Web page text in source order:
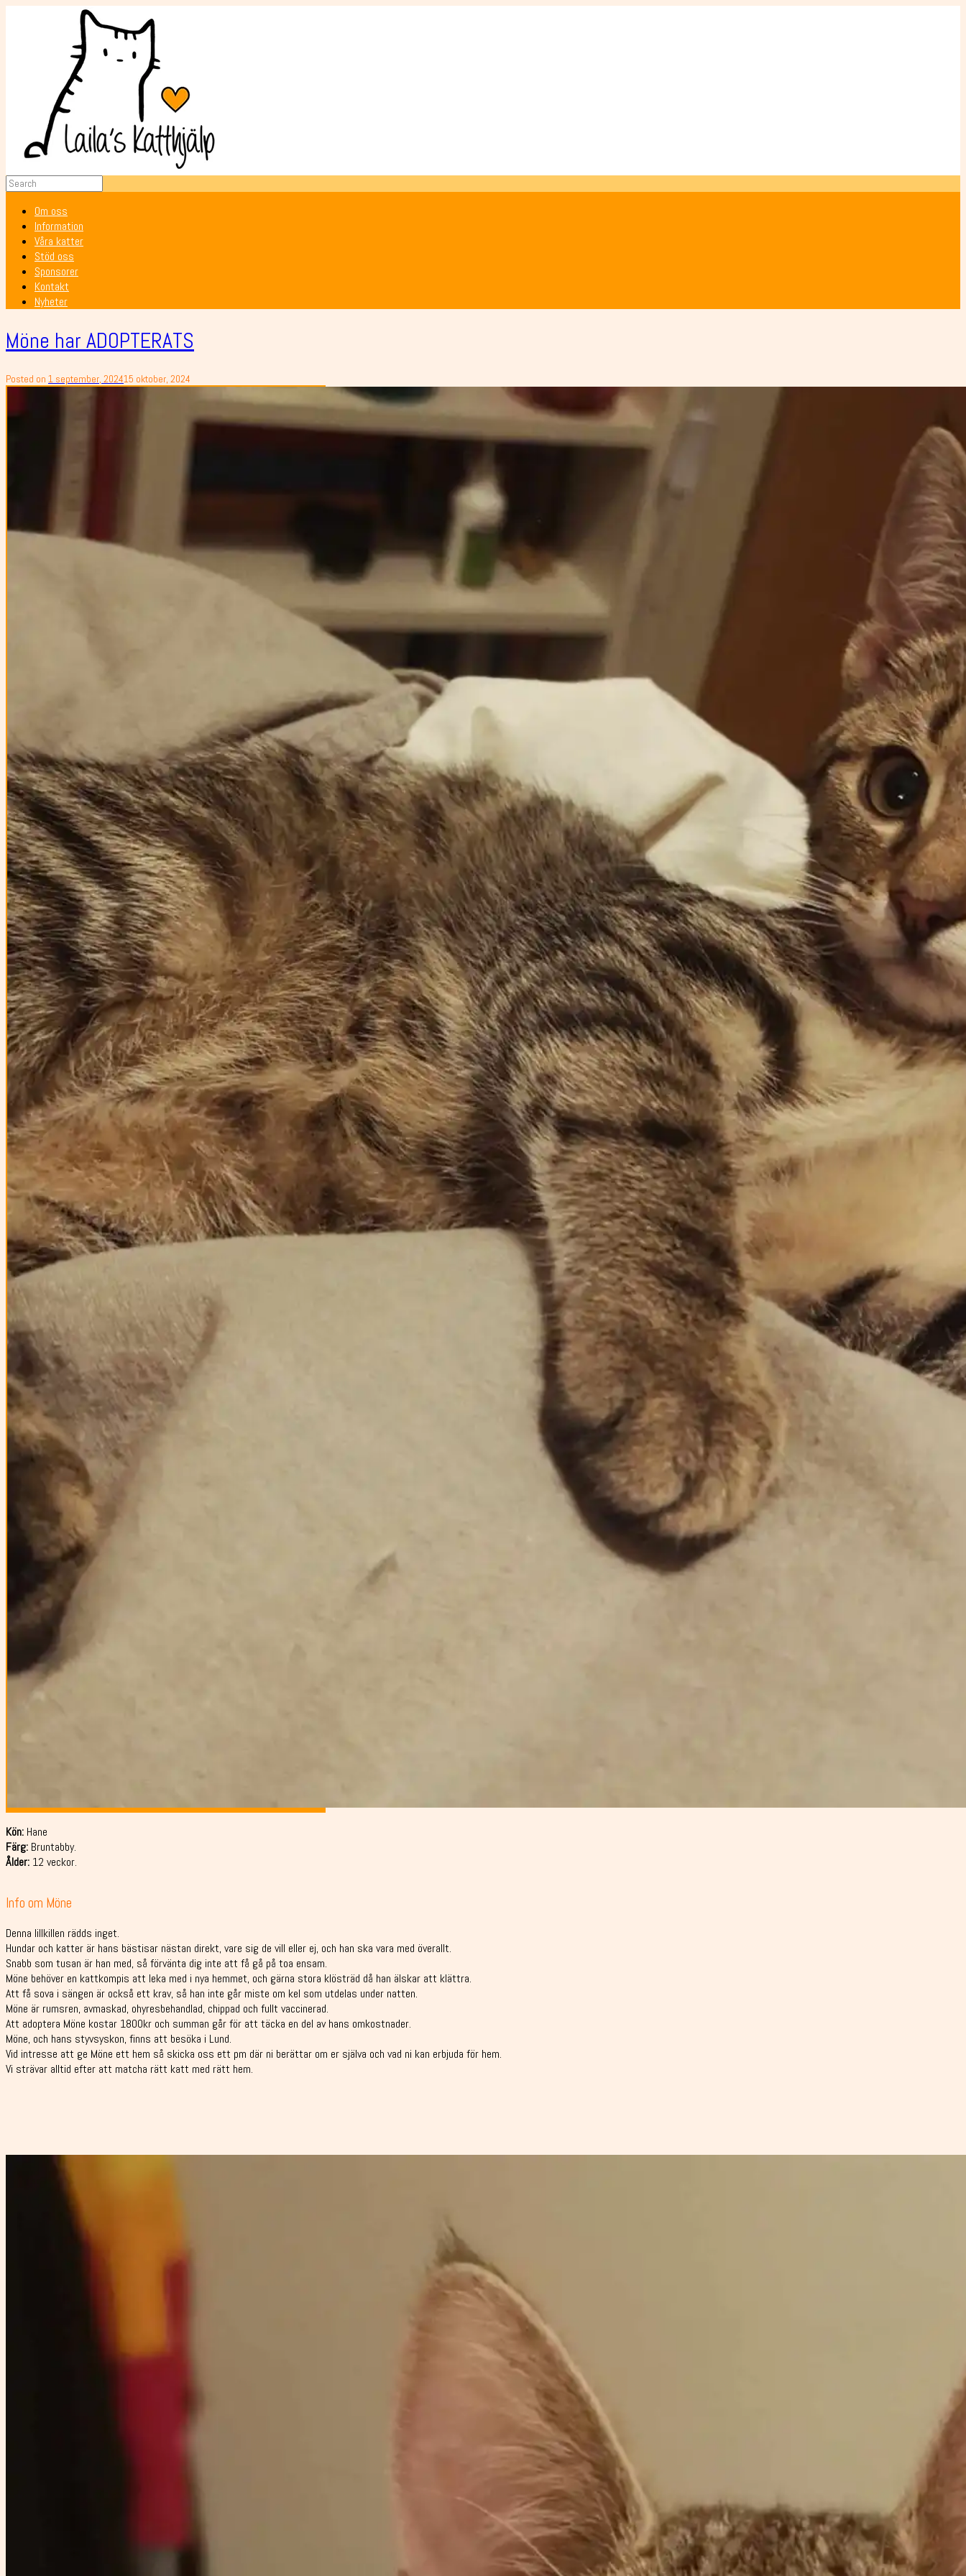
Om oss
Information
Våra katter
Stöd oss
Sponsorer
Kontakt
Nyheter
Möne har ADOPTERATS
Posted on 1 september, 202415 oktober, 2024
Kön: Hane
Färg: Bruntabby.
Ålder: 12 veckor.
Info om Möne
Denna lillkillen rädds inget.
Hundar och katter är hans bästisar nästan direkt, vare sig de vill eller ej, och han ska vara med överallt.
Snabb som tusan är han med, så förvänta dig inte att få gå på toa ensam.
Möne behöver en kattkompis att leka med i nya hemmet, och gärna stora klösträd då han älskar att klättra.
Att få sova i sängen är också ett krav, så han inte går miste om kel som utdelas under natten.
Möne är rumsren, avmaskad, ohyresbehandlad, chippad och fullt vaccinerad.
Att adoptera Möne kostar 1800kr och summan går för att täcka en del av hans omkostnader.
Möne, och hans styvsyskon, finns att besöka i Lund.
Vid intresse att ge Möne ett hem så skicka oss ett pm där ni berättar om er själva och vad ni kan erbjuda för hem.
Vi strävar alltid efter att matcha rätt katt med rätt hem.